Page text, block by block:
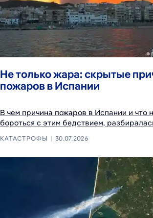
Не только жара: скрытые
пожаров в Испании
В чем причина пожаров в Испании и что
бороться c этим бедствием,
КАТАСТРОФЫ 30.07.2026